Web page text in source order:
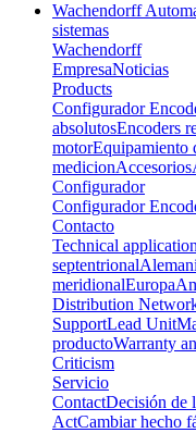
Wachendorff
sistemas
Wachendorff
EmpresaNoticias
Products
Configurador
absolutosEncoders
motorEquipamiento
medicionAccesorios
Configurador
Configurador
Contacto
Technical
septentrional
meridionalEuropa
Distribution
SupportLead Unit
productoWarranty
Criticism
Servicio
ContactDecisión de
ActCambiar hecho